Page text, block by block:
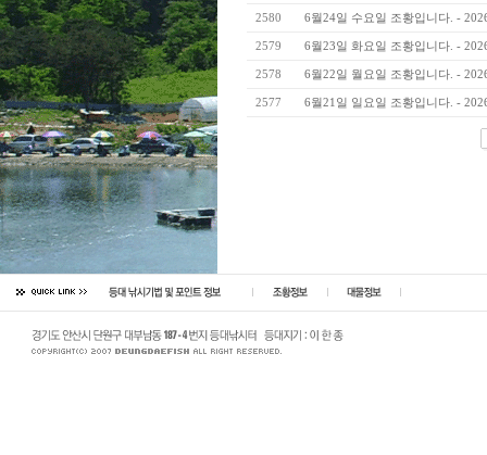
2580 6월24일 수요일 조황입니다. -
2579 6월23일 화요일 조황입니다. -
2578 6월22일 월요일 조황입니다. -
2577 6월21일 일요일 조황입니다. -